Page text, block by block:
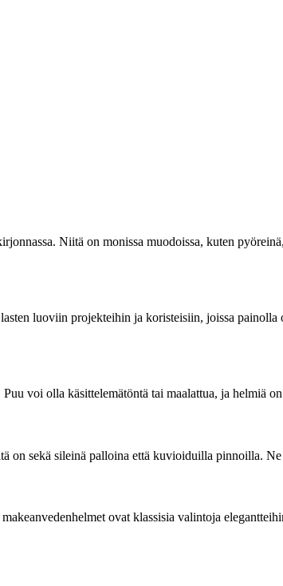
Niitä on monissa muodoissa, kuten
luoviin projekteihin ja koristeisiin, joissa
voi olla käsittelemätöntä tai maalattua, ja helmiä
sekä sileinä palloina että kuvioiduilla pinnoilla.
ovat klassisia valintoja